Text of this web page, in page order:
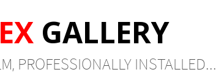
GALLERY
PROFESSIONALLY INSTALLED...